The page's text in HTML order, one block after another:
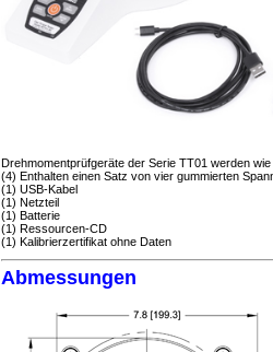
Drehmomentprüfgeräte der Serie TT01 werden
(4) Enthalten einen Satz von vier gummierten
(1) USB-Kabel
(1) Netzteil
(1) Batterie
(1) Ressourcen-CD
(1) Kalibrierzertifikat ohne Daten
Abmessungen